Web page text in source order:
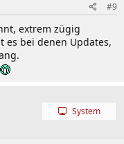
#9
extrem zügig
es bei denen Updates,
System